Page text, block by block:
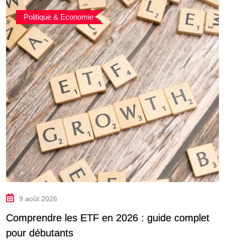
Politique & Economie
9 août 2026
Comprendre les ETF en 2026 : guide complet
pour débutants